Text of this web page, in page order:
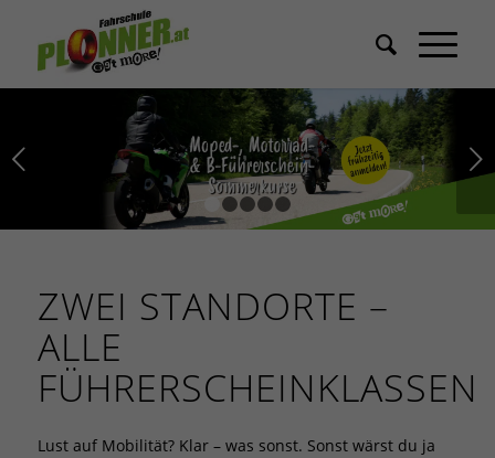
Weiter
1 2 3 4 5
ZWEI STANDORTE –
ALLE
FÜHRERSCHEINKLASSEN
Lust auf Mobilität? Klar – was sonst. Sonst wärst du ja